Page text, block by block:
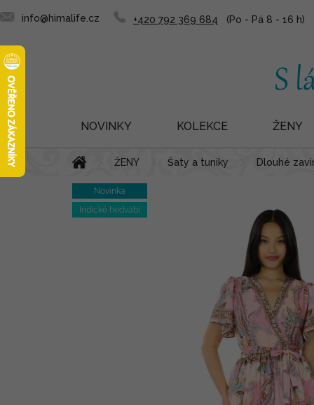
Přejít
na
obsah
+420 792 369 684
info@himalife.cz
NOVINKY KOLEKCE ŽENY
Domů ŽENY Šaty a tuniky Dlouhé
Novinka
Indické hedvábí